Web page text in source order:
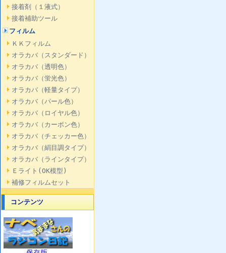
接着剤（１液式）
接着補助ツール
フィルム
ＫＫフィルム
オラカバ（スタンダード）
オラカバ（透明色）
オラカバ（蛍光色）
オラカバ（軽量タイプ）
オラカバ（パール色）
オラカバ（ロイヤル色）
オラカバ（カーボン色）
オラカバ（チェッカー色）
オラカバ（絹目調タイプ）
オラカバ（ラインタイプ）
Ｅライト(OK模型)
補修フィルムセット
コンテンツ